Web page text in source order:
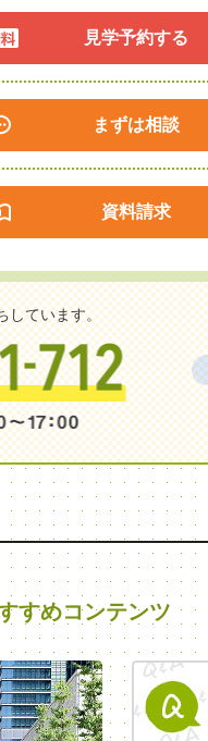
見学予約する
まずは相談
資料請求
しています。
すめコンテンツ